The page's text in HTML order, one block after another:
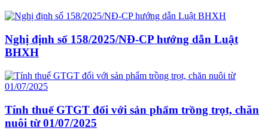
Nghị định số 158/2025/NĐ-CP hướng dẫn Luật
BHXH
Tính thuế GTGT đối với sản phẩm trồng trọt, chăn
nuôi từ 01/07/2025